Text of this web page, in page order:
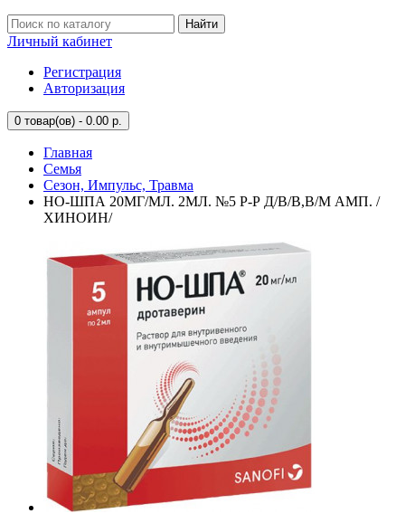
Найти
Личный кабинет
Регистрация
Авторизация
0 товар(ов) - 0.00 р.
Главная
Семья
Сезон, Импульс, Травма
НО-ШПА 20МГ/МЛ. 2МЛ. №5 Р-Р Д/В/В,В/М АМП. /
ХИНОИН/